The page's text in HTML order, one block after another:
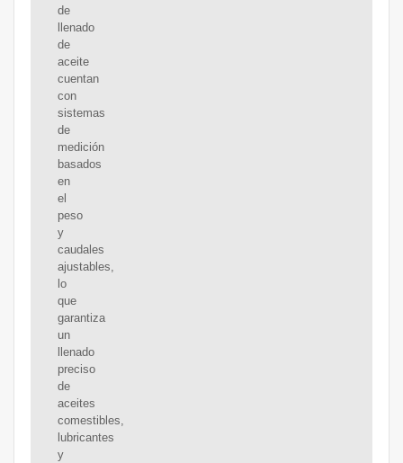
de
llenado
de
aceite
cuentan
con
sistemas
de
medición
basados
en
el
peso
y
caudales
ajustables,
lo
que
garantiza
un
llenado
preciso
de
aceites
comestibles,
lubricantes
y